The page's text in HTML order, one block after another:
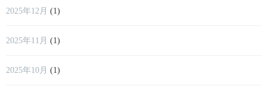
2025年12月 (1)
2025年11月 (1)
2025年10月 (1)